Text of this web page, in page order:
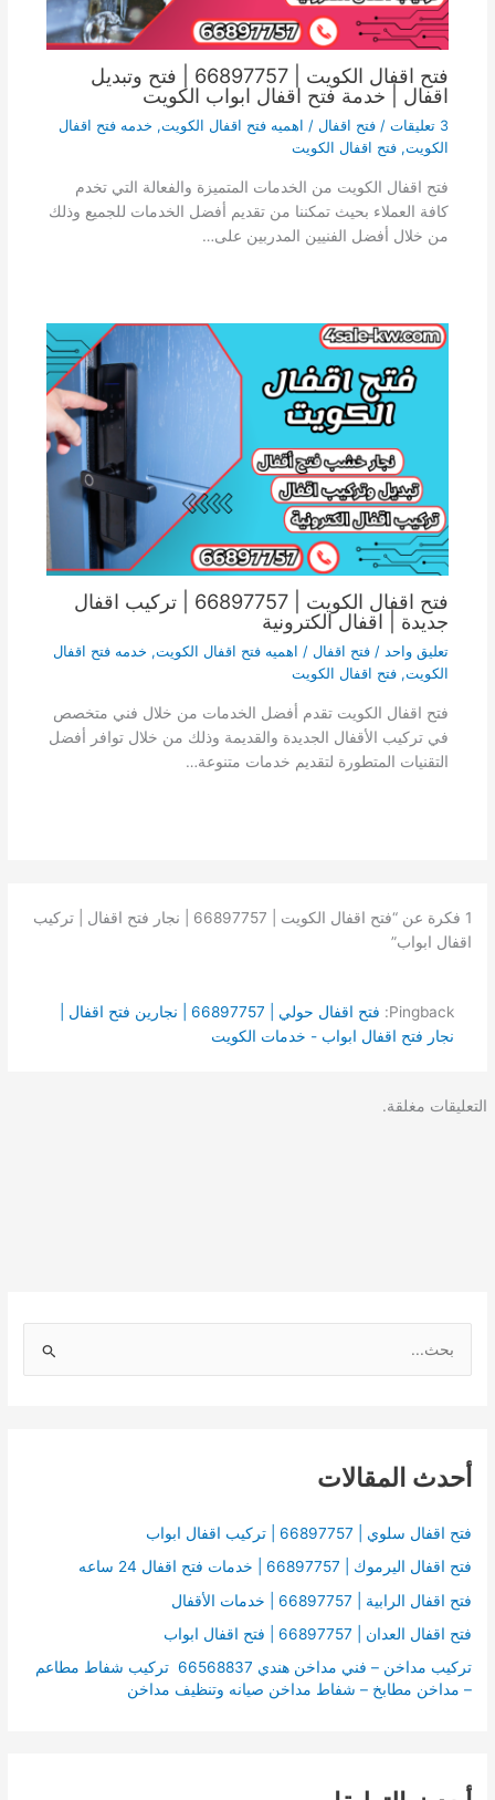
فتح اقفال الكويت | 66897757 | فتح وتبديل
اقفال | خدمة فتح اقفال ابواب الكويت
3 تعليقات / فتح اقفال / اهميه فتح اقفال الكويت, خدمه فتح اقفال
الكويت, فتح اقفال الكويت
فتح اقفال الكويت من الخدمات المتميزة والفعالة التي تخدم
كافة العملاء بحيث تمكننا من تقديم أفضل الخدمات للجميع وذلك
من خلال أفضل الفنيين المدربين على…
فتح اقفال الكويت | 66897757 | تركيب اقفال
جديدة | اقفال الكترونية
تعليق واحد / فتح اقفال / اهميه فتح اقفال الكويت, خدمه فتح اقفال
الكويت, فتح اقفال الكويت
فتح اقفال الكويت تقدم أفضل الخدمات من خلال فني متخصص
في تركيب الأقفال الجديدة والقديمة وذلك من خلال توافر أفضل
التقنيات المتطورة لتقديم خدمات متنوعة…
1 فكرة عن “فتح اقفال الكويت | 66897757 | نجار فتح اقفال | تركيب
اقفال ابواب”
Pingback:
فتح اقفال حولي | 66897757 | نجارين فتح اقفال |
نجار فتح اقفال ابواب - خدمات الكويت
التعليقات مغلقة.
ث
ن
:
أحدث المقالات
فتح اقفال سلوي | 66897757 | تركيب اقفال ابواب
فتح اقفال اليرموك | 66897757 | خدمات فتح اقفال 24 ساعه
فتح اقفال الرابية | 66897757 | خدمات الأقفال
فتح اقفال العدان | 66897757 | فتح اقفال ابواب
تركيب مداخن – فني مداخن هندي 66568837 تركيب شفاط مطاعم
– مداخن مطابخ – شفاط مداخن صيانه وتنظيف مداخن